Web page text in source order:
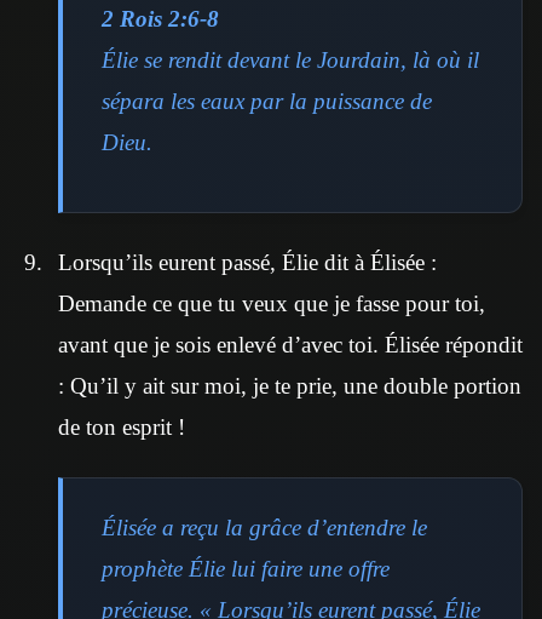
2 Rois 2:6-8
Élie se rendit devant le Jourdain, là où il
sépara les eaux par la puissance de
Dieu.
Lorsqu’ils eurent passé, Élie dit à Élisée :
Demande ce que tu veux que je fasse pour toi,
avant que je sois enlevé d’avec toi. Élisée répondit
: Qu’il y ait sur moi, je te prie, une double portion
de ton esprit !
Élisée a reçu la grâce d’entendre le
prophète Élie lui faire une offre
précieuse. « Lorsqu’ils eurent passé, Élie